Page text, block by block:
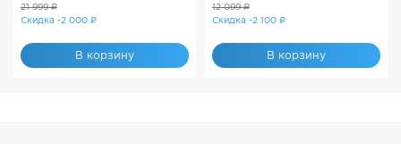
21 999 ₽
Скидка -2 000 ₽
В корзину
12 099 ₽
Скидка -2 100 ₽
В корзину